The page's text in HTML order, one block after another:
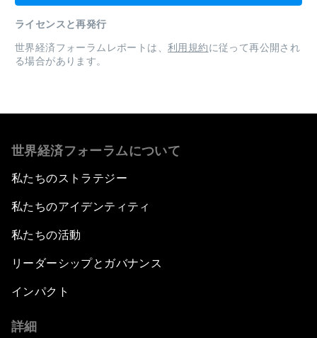
ライセンスと再発行
世界経済フォーラムレポートは、 利用規約に従って再公開され
る場合があります。
世界経済フォーラムについて
私たちのストラテジー
私たちのアイデンティティ
私たちの活動
リーダーシップとガバナンス
インパクト
詳細